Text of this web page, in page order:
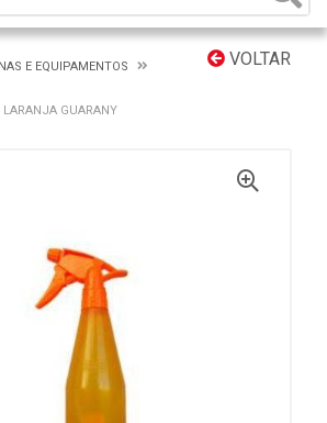
VOLTAR
E EQUIPAMENTOS
GUARANY